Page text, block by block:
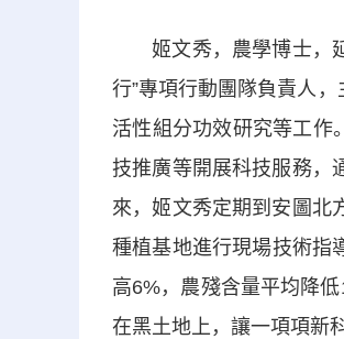
姬文秀，農學博士，延
行”專項行動團隊負責人
活性組分功效研究等工作
技推廣等開展科技服務，
來，姬文秀定期到安圖北
種植基地進行現場技術指
高6%，農殘含量平均降
在黑土地上，讓一項項新